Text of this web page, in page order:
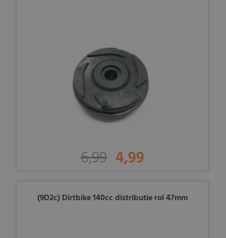
6,99 4,99
(9D2c) Dirtbike 140cc distributie rol 47mm